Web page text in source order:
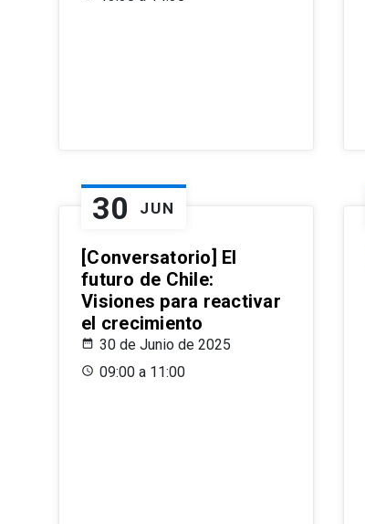
30 JUN
[Conversatorio] El
futuro de Chile:
Visiones para reactivar
el crecimiento
30 de Junio de 2025
09:00 a 11:00